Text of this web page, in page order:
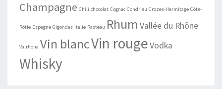
Champagne Chili chocolat Cognac Condrieu Crozes-Hermitage Côte-
Rôtie Espagne Gigondas Italie Rasteau Rhum Vallée du Rhône
Valrhona Vin blancVin rougeVodka
Whisky